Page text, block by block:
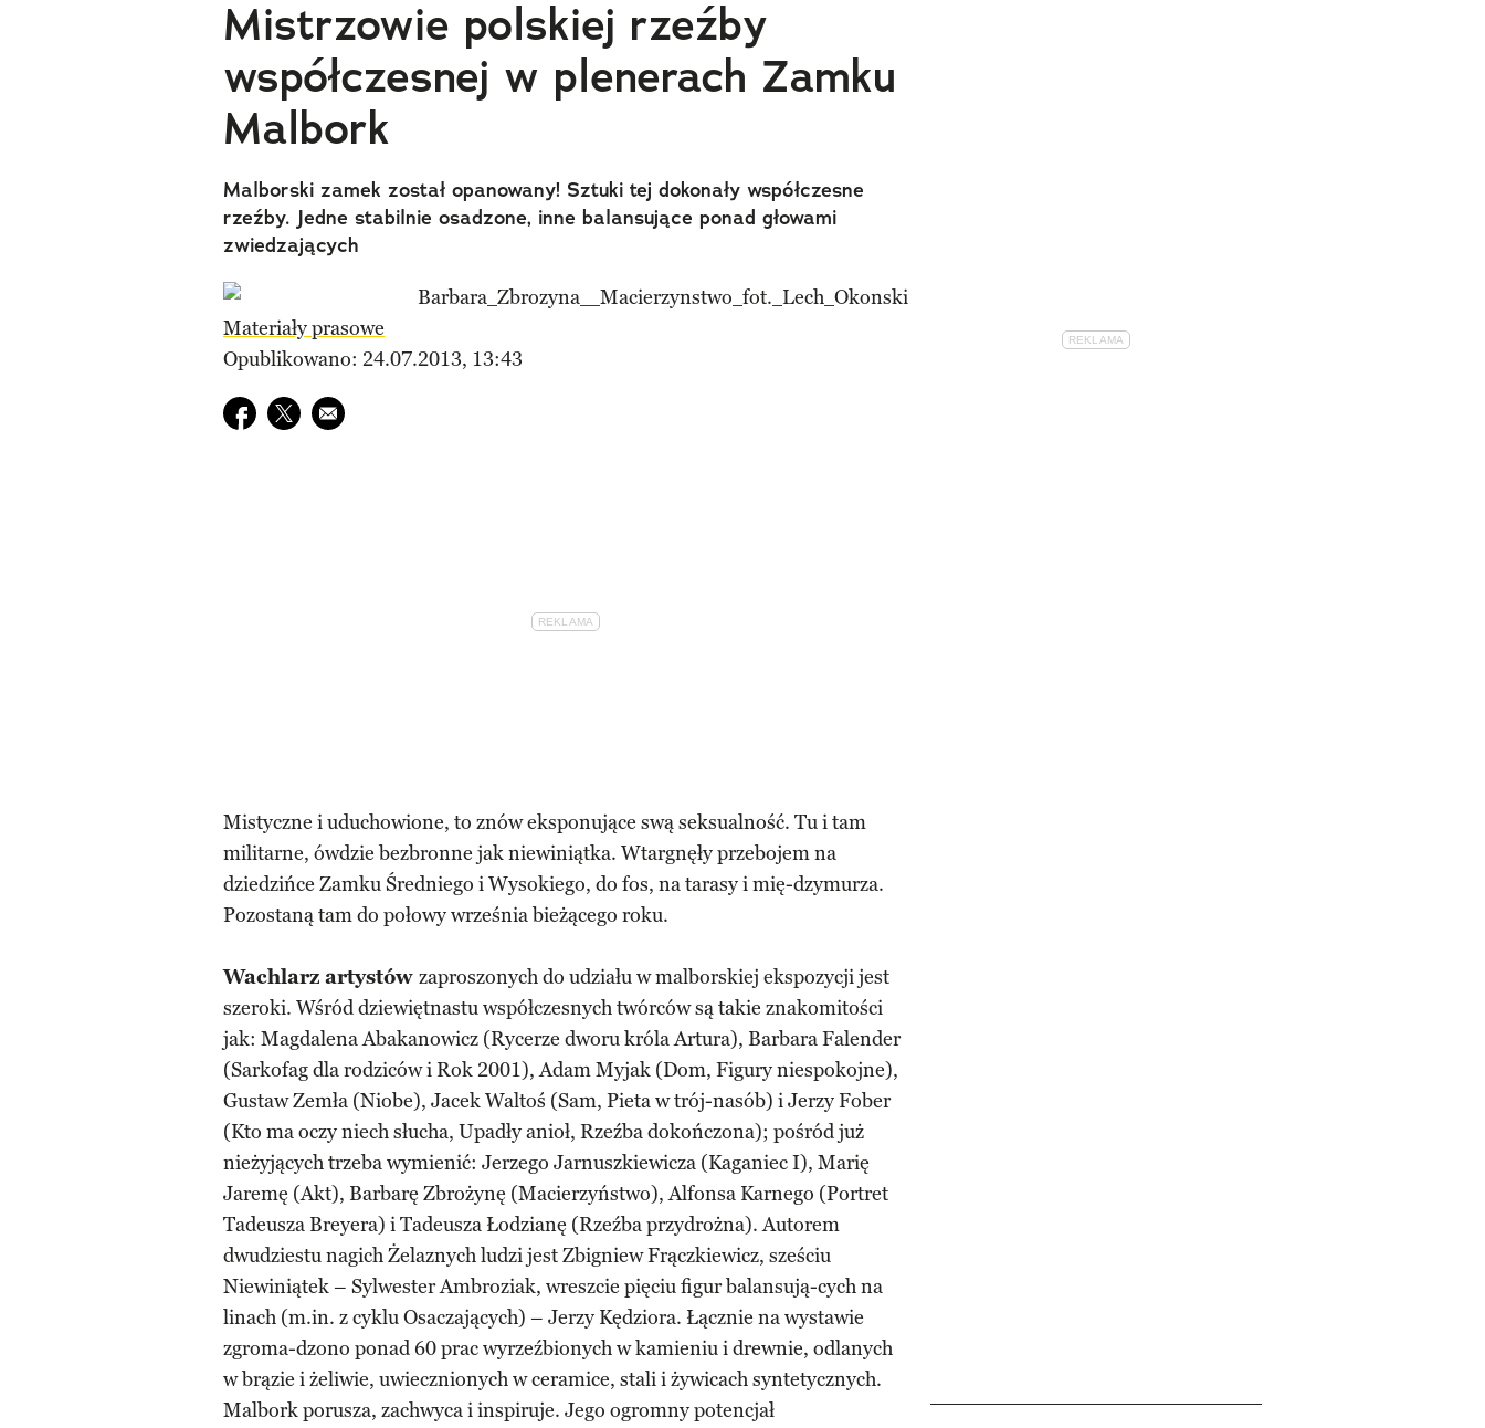
Mistrzowie polskiej rzeźby
współczesnej w plenerach Zamku
Malbork
Malborski zamek został opanowany! Sztuki tej dokonały współczesne
rzeźby. Jedne stabilnie osadzone, inne balansujące ponad głowami
zwiedzających
Materiały prasowe
Opublikowano: 24.07.2013, 13:43
Udostępnij na facebook
Udostępnij na twitter
E-mail do przyjaciela
Mistyczne i uduchowione, to znów eksponujące swą seksualność. Tu i tam
militarne, ówdzie bezbronne jak niewiniątka. Wtargnęły przebojem na
dziedzińce Zamku Średniego i Wysokiego, do fos, na tarasy i mię-dzymurza.
Pozostaną tam do połowy września bieżącego roku.
Wachlarz artystów zaproszonych do udziału w malborskiej ekspozycji jest
szeroki. Wśród dziewiętnastu współczesnych twórców są takie znakomitości
jak: Magdalena Abakanowicz (Rycerze dworu króla Artura), Barbara Falender
(Sarkofag dla rodziców i Rok 2001), Adam Myjak (Dom, Figury niespokojne),
Gustaw Zemła (Niobe), Jacek Waltoś (Sam, Pieta w trój-nasób) i Jerzy Fober
(Kto ma oczy niech słucha, Upadły anioł, Rzeźba dokończona); pośród już
nieżyjących trzeba wymienić: Jerzego Jarnuszkiewicza (Kaganiec I), Marię
Jaremę (Akt), Barbarę Zbrożynę (Macierzyństwo), Alfonsa Karnego (Portret
Tadeusza Breyera) i Tadeusza Łodzianę (Rzeźba przydrożna). Autorem
dwudziestu nagich Żelaznych ludzi jest Zbigniew Frączkiewicz, sześciu
Niewiniątek – Sylwester Ambroziak, wreszcie pięciu figur balansują-cych na
linach (m.in. z cyklu Osaczających) – Jerzy Kędziora. Łącznie na wystawie
zgroma-dzono ponad 60 prac wyrzeźbionych w kamieniu i drewnie, odlanych
w brązie i żeliwie, uwiecznionych w ceramice, stali i żywicach syntetycznych.
Malbork porusza, zachwyca i inspiruje. Jego ogromny potencjał